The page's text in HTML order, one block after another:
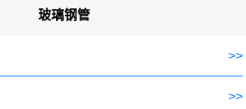
玻璃钢管
>>
>>